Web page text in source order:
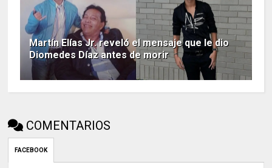
Martín Elías Jr. reveló el mensaje que le dio
Diomedes Díaz antes de morir
COMENTARIOS
FACEBOOK